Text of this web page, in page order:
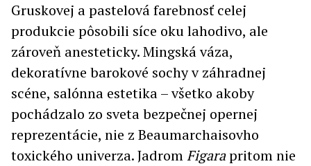
Gruskovej a pastelová farebnosť celej
produkcie pôsobili síce oku lahodivo, ale
zároveň anesteticky. Mingská váza,
dekoratívne barokové sochy v záhradnej
scéne, salónna estetika – všetko akoby
pochádzalo zo sveta bezpečnej opernej
reprezentácie, nie z Beaumarchaisovho
toxického univerza. JadromFigarapritom nie